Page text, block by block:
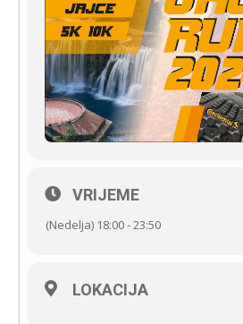
VRIJEME
(Nedelja) 18:00 - 23:50
LOKACIJA